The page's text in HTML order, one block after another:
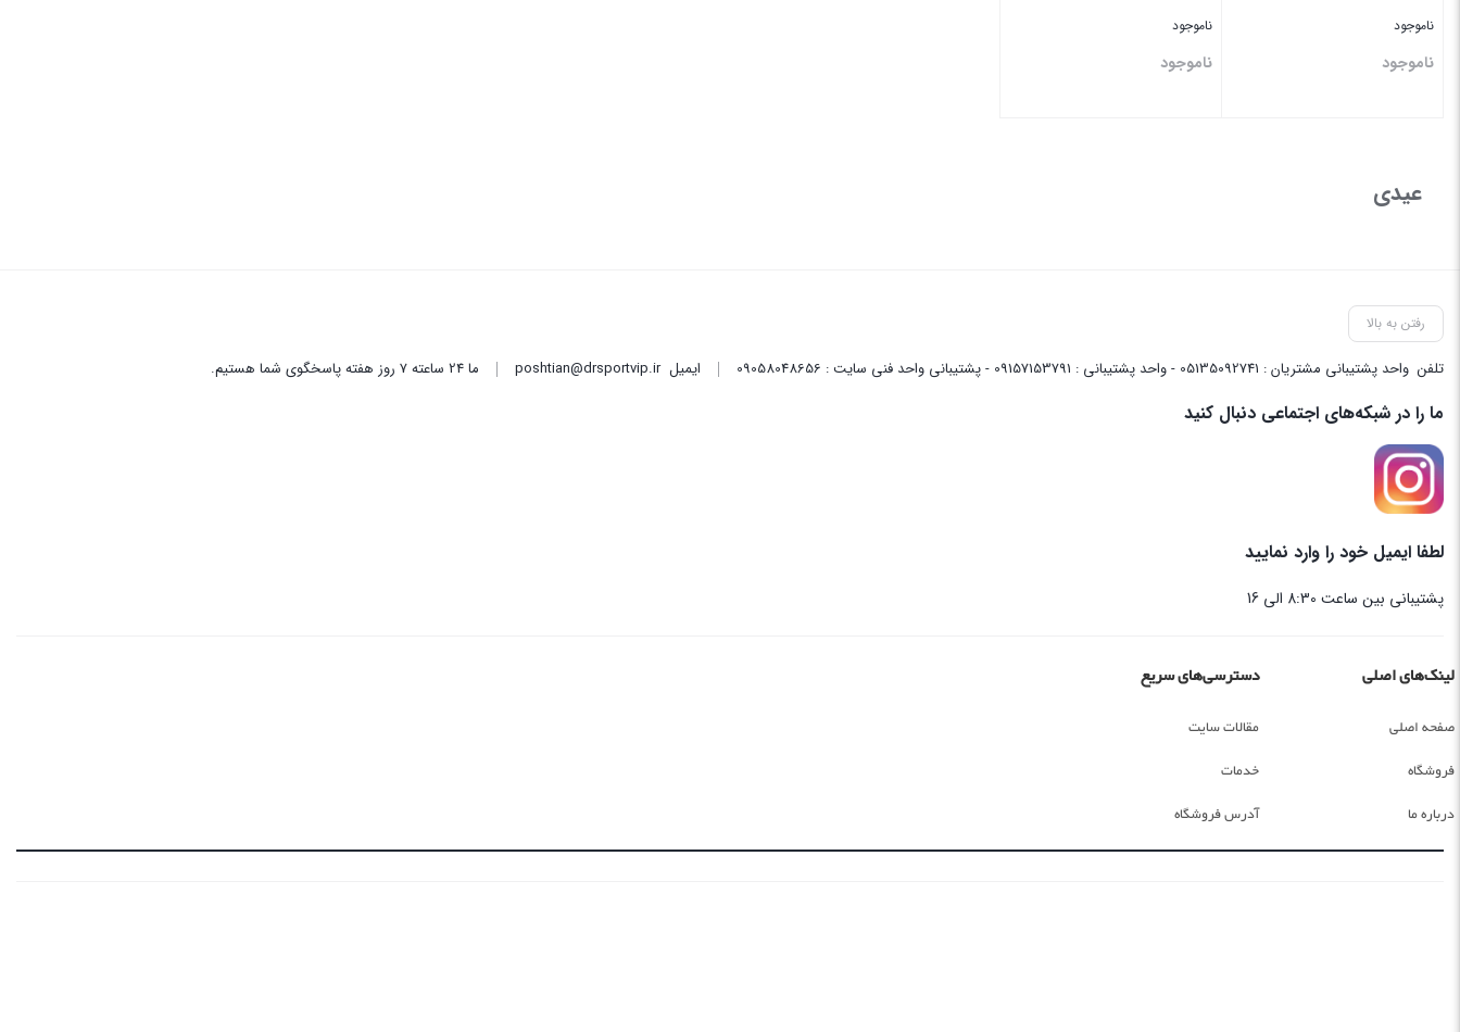
ناموجود
ناموجود
ناموجود
ناموجود
عیدی
رفتن به بالا
تلفن واحد پشتیبانی مشتریان : 05135092741 - واحد پشتیبانی : 09157153791 - پشتیبانی واحد فنی سایت : 09058048656 ایمیلposhtian@drsportvip.ir ما 24 ساعته 7 روز هفته پاسخگوی شما هستیم.
ما را در شبکه‌های اجتماعی دنبال کنید
لطفا ایمیل خود را وارد نمایید
پشتیبانی بین ساعت 8:30 الی 16
لینک‌های اصلی
صفحه اصلی
فروشگاه
درباره ما
دسترسی‌های سریع
مقالات سایت
خدمات
آدرس فروشگاه